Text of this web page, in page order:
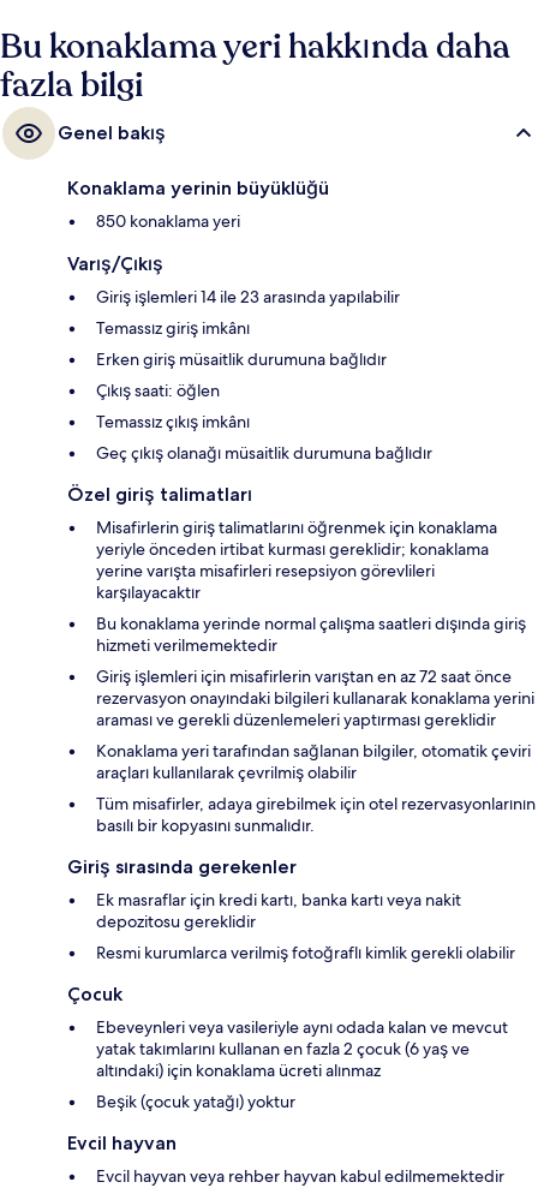
alıyor.
Bu konaklama yeri hakkında daha
fazla bilgi
Genel bakış
Konaklama yerinin büyüklüğü
850 konaklama yeri
Varış/Çıkış
Giriş işlemleri 14 ile 23 arasında yapılabilir
Temassız giriş imkânı
Erken giriş müsaitlik durumuna bağlıdır
Çıkış saati: öğlen
Temassız çıkış imkânı
Geç çıkış olanağı müsaitlik durumuna bağlıdır
Özel giriş talimatları
Misafirlerin giriş talimatlarını öğrenmek için konaklama
yeriyle önceden irtibat kurması gereklidir; konaklama
yerine varışta misafirleri resepsiyon görevlileri
karşılayacaktır
Bu konaklama yerinde normal çalışma saatleri dışında giriş
hizmeti verilmemektedir
Giriş işlemleri için misafirlerin varıştan en az 72 saat önce
rezervasyon onayındaki bilgileri kullanarak konaklama yerini
araması ve gerekli düzenlemeleri yaptırması gereklidir
Konaklama yeri tarafından sağlanan bilgiler, otomatik çeviri
araçları kullanılarak çevrilmiş olabilir
Tüm misafirler, adaya girebilmek için otel rezervasyonlarının
basılı bir kopyasını sunmalıdır.
Giriş sırasında gerekenler
Ek masraflar için kredi kartı, banka kartı veya nakit
depozitosu gereklidir
Resmi kurumlarca verilmiş fotoğraflı kimlik gerekli olabilir
Çocuk
Ebeveynleri veya vasileriyle aynı odada kalan ve mevcut
yatak takımlarını kullanan en fazla 2 çocuk (6 yaş ve
altındaki) için konaklama ücreti alınmaz
Beşik (çocuk yatağı) yoktur
Evcil hayvan
Evcil hayvan veya rehber hayvan kabul edilmemektedir